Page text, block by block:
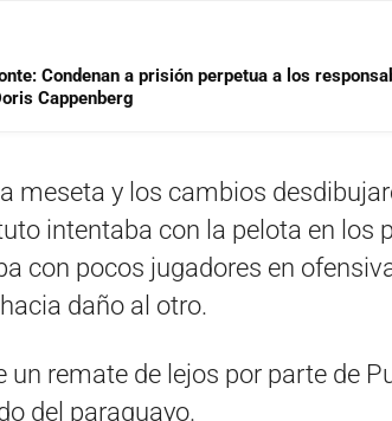
Condenan a prisión perpetua a los
Cappenberg
meseta y los cambios
intentaba con la pelota en los
con pocos jugadores en
daño al otro.
un remate de lejos por parte de
del paraguayo.